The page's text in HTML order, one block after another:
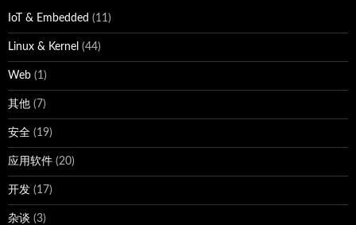
IoT & Embedded (11)
Linux & Kernel (44)
Web (1)
其他 (7)
安全 (19)
应用软件 (20)
开发 (17)
杂谈 (3)